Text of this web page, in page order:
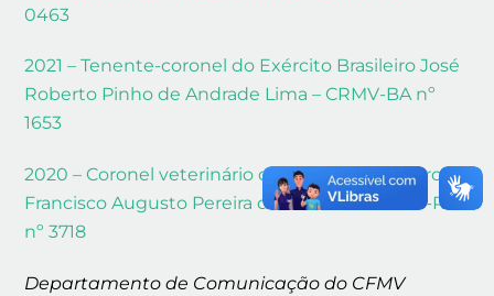
0463
2021 – Tenente-coronel do Exército Brasileiro José
Roberto Pinho de Andrade Lima – CRMV-BA nº
1653
2020 – Coronel veterinário do Exército Brasileiro
Francisco Augusto Pereira dos Santos – CRMV-RJ
nº 3718
Departamento de Comunicação do CFMV